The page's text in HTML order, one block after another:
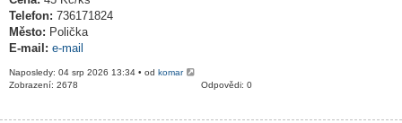
Telefon: 736171824
Město: Polička
E-mail: e-mail
Naposledy: 04 srp 2026 13:34 • od komar
Odpovědi: 0
Zobrazení: 2678